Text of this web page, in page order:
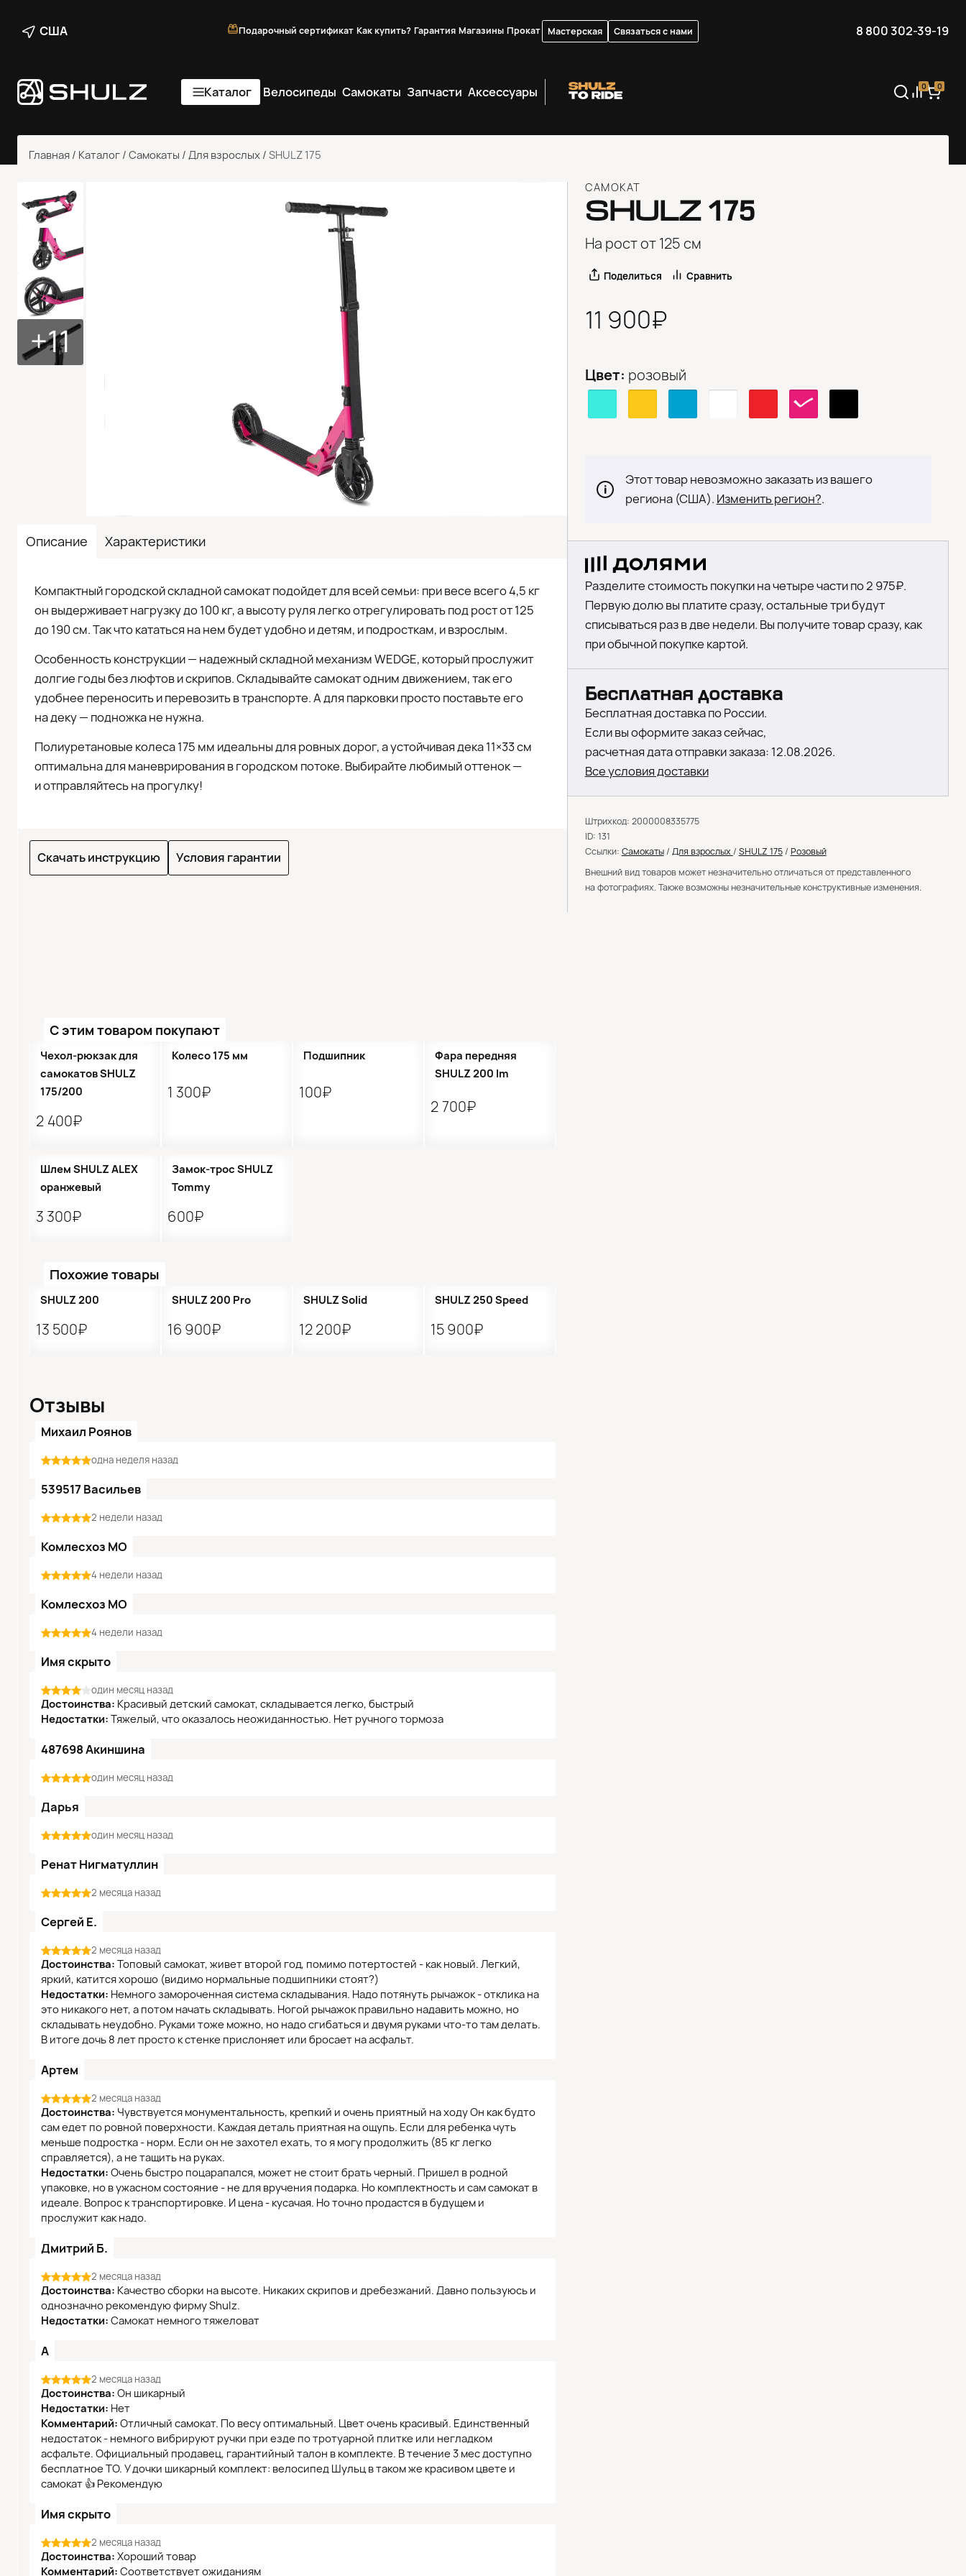
США Подарочный сертификат Как купить? Гарантия Магазины Прокат Мастерская Связаться с нами 8 800 302-39-19
Каталог Велосипеды Самокаты Запчасти Аксессуары 0 0
Главная / Каталог / Самокаты / Для взрослых / SHULZ 175
+11
Описание Характеристики
Компактный городской складной самокат подойдет для всей семьи: при весе всего 4,5 кг
он выдерживает нагрузку до 100 кг, а высоту руля легко отрегулировать под рост от 125
до 190 см. Так что кататься на нем будет удобно и детям, и подросткам, и взрослым.
Особенность конструкции — надежный складной механизм WEDGE, который прослужит
долгие годы без люфтов и скрипов. Складывайте самокат одним движением, так его
удобнее переносить и перевозить в транспорте. А для парковки просто поставьте его
на деку — подножка не нужна.
Полиуретановые колеса 175 мм идеальны для ровных дорог, а устойчивая дека 11×33 см
оптимальна для маневрирования в городском потоке. Выбирайте любимый оттенок —
и отправляйтесь на прогулку!
Скачать инструкцию Условия гарантии
С этим товаром покупают
●Кол-во ограничено
Чехол-рюкзак для
самокатов SHULZ
175/200
2 400₽
Колесо 175 мм
1 300₽
Подшипник
100₽
Фара передняя
SHULZ 200 lm
2 700₽
Шлем SHULZ ALEX
оранжевый
3 300₽
Замок-трос SHULZ
Tommy
600₽
Похожие товары
SHULZ 200
13 500₽
SHULZ 200 Pro
16 900₽
SHULZ Solid
12 200₽
SHULZ 250 Speed
15 900₽
Отзывы
Михаил Роянов
одна неделя назад
539517 Васильев
2 недели назад
Комлесхоз МО
4 недели назад
Комлесхоз МО
4 недели назад
Имя скрыто
один месяц назад
Достоинства: Красивый детский самокат, складывается легко, быстрый
Недостатки: Тяжелый, что оказалось неожиданностью. Нет ручного тормоза
487698 Акиншина
один месяц назад
Дарья
один месяц назад
Ренат Нигматуллин
2 месяца назад
Сергей Е.
2 месяца назад
Достоинства: Топовый самокат, живет второй год, помимо потертостей - как новый. Легкий,
яркий, катится хорошо (видимо нормальные подшипники стоят?)
Недостатки: Немного замороченная система складывания. Надо потянуть рычажок - отклика на
это никакого нет, а потом начать складывать. Ногой рычажок правильно надавить можно, но
складывать неудобно. Руками тоже можно, но надо сгибаться и двумя руками что-то там делать.
В итоге дочь 8 лет просто к стенке прислоняет или бросает на асфальт.
Артем
2 месяца назад
Достоинства: Чувствуется монументальность, крепкий и очень приятный на ходу Он как будто
сам едет по ровной поверхности. Каждая деталь приятная на ощупь. Если для ребенка чуть
меньше подростка - норм. Если он не захотел ехать, то я могу продолжить (85 кг легко
справляется), а не тащить на руках.
Недостатки: Очень быстро поцарапался, может не стоит брать черный. Пришел в родной
упаковке, но в ужасном состояние - не для вручения подарка. Но комплектность и сам самокат в
идеале. Вопрос к транспортировке. И цена - кусачая. Но точно продастся в будущем и
прослужит как надо.
Дмитрий Б.
2 месяца назад
Достоинства: Качество сборки на высоте. Никаких скрипов и дребезжаний. Давно пользуюсь и
однозначно рекомендую фирму Shulz.
Недостатки: Самокат немного тяжеловат
А
2 месяца назад
Достоинства: Он шикарный
Недостатки: Нет
Комментарий: Отличный самокат. По весу оптимальный. Цвет очень красивый. Единственный
недостаток - немного вибрируют ручки при езде по тротуарной плитке или негладком
асфальте. Официальный продавец, гарантийный талон в комплекте. В течение 3 мес доступно
бесплатное ТО. У дочки шикарный комплект: велосипед Шульц в таком же красивом цвете и
самокат 👍 Рекомендую
Имя скрыто
2 месяца назад
Достоинства: Хороший товар
Комментарий: Соответствует ожиданиям
САМОКАТ
SHULZ175
На рост от 125 см
Поделиться Сравнить
11 900₽
Цвет: розовый
Этот товар невозможно заказать из вашего
региона (США). Изменить регион?.
Разделите стоимость покупки на четыре части по 2 975₽.
Первую долю вы платите сразу, остальные три будут
списываться раз в две недели. Вы получите товар сразу, как
при обычной покупке картой.
Бесплатная доставка
Бесплатная доставка по России.
Если вы оформите заказ сейчас,
расчетная дата отправки заказа: 12.08.2026.
Все условия доставки
Штрихкод: 2000008335775
ID: 131
Ссылки: Самокаты/ Для взрослых / SHULZ 175/ Розовый
Внешний вид товаров может незначительно отличаться от представленного
на фотографиях. Также возможны незначительные конструктивные изменения.